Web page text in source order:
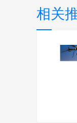
相关